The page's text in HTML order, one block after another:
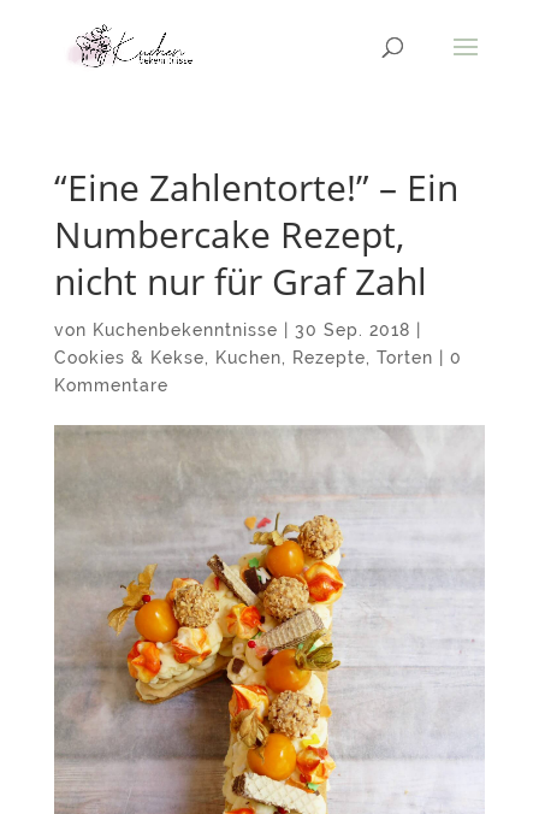
“Eine Zahlentorte!” – Ein
Numbercake Rezept,
nicht nur für Graf Zahl
von Kuchenbekenntnisse 30 Sep. 2018
Cookies & Kekse
Kuchen Rezepte Torten
0
Kommentare